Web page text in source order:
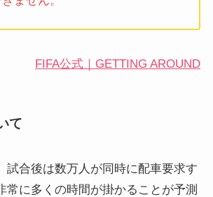
FIFA公式｜GETTING AROUND
て
試合後は数万人が同時に配車要求す
常に多くの時間が掛かることが予測